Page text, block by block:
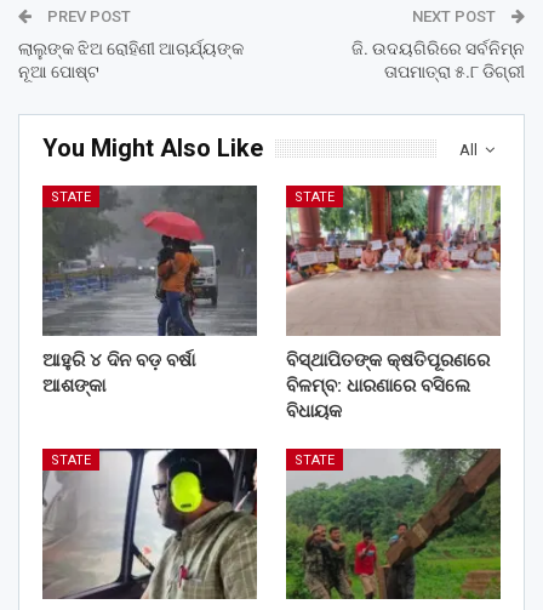
PREV POST
ଲାଲୁଙ୍କ ଝିଅ ରୋହିଣୀ ଆଚାର୍ଯ୍ୟଙ୍କ
ନୂଆ ପୋଷ୍ଟ
NEXT POST
ଜି. ଉଦୟଗିରିରେ ସର୍ବନିମ୍ନ
ତାପମାତ୍ରା ୫.୮ ଡିଗ୍ରୀ
All
You Might Also Like
STATE
ଆହୁରି ୪ ଦିନ ବଡ଼ ବର୍ଷା
ଆଶଙ୍କା
STATE
ବିସ୍ଥାପିତଙ୍କ କ୍ଷତିପୂରଣରେ
ବିଳମ୍ବ: ଧାରଣାରେ ବସିଲେ
ବିଧାୟକ
STATE STATE